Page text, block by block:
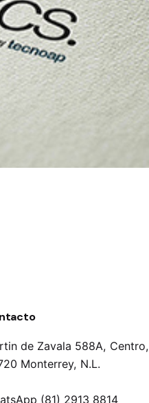
de Zavala 588A, Centro,
Monterrey, N.L.
(81) 2913 8814